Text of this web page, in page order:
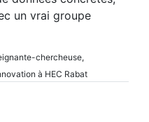
un vrai groupe
chercheuse,
à HEC Rabat